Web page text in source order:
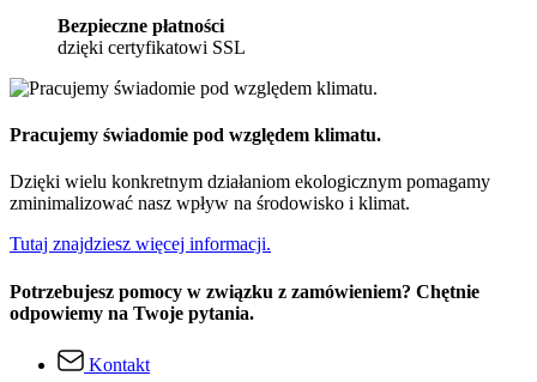
Bezpieczne płatności
dzięki certyfikatowi SSL
Pracujemy świadomie pod względem klimatu.
Dzięki wielu konkretnym działaniom ekologicznym pomagamy
zminimalizować nasz wpływ na środowisko i klimat.
Tutaj znajdziesz więcej informacji.
Potrzebujesz pomocy w związku z zamówieniem? Chętnie
odpowiemy na Twoje pytania.
Kontakt